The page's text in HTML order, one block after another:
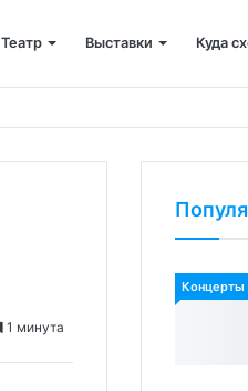
Театр Выставки Куда
1 минута
Концерты